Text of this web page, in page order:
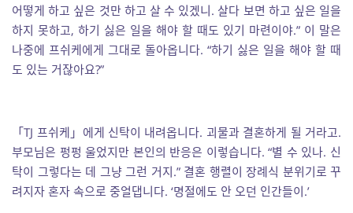
어떻게 하고 싶은 것만 하고 살 수 있겠니. 살다 보면 하고 싶은 일을
하지 못하고, 하기 싫은 일을 해야 할 때도 있기 마련이야.” 이 말은
나중에 프쉬케에게 그대로 돌아옵니다. “하기 싫은 일을 해야 할 때
도 있는 거잖아요?”
「TJ 프쉬케」에게 신탁이 내려옵니다. 괴물과 결혼하게 될 거라고.
부모님은 펑펑 울었지만 본인의 반응은 이렇습니다. “별 수 있나. 신
탁이 그렇다는 데 그냥 그런 거지.” 결혼 행렬이 장례식 분위기로 꾸
려지자 혼자 속으로 중얼댑니다. ‘명절에도 안 오던 인간들이.’